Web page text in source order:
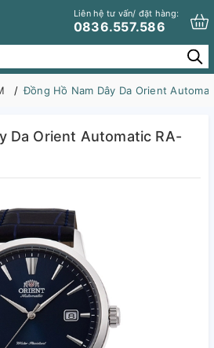
Liên hệ tư vấn/ đặt hàng:
0836.557.586
Đồng Hồ Nam Dây Da Orient
Da Orient Automatic RA-